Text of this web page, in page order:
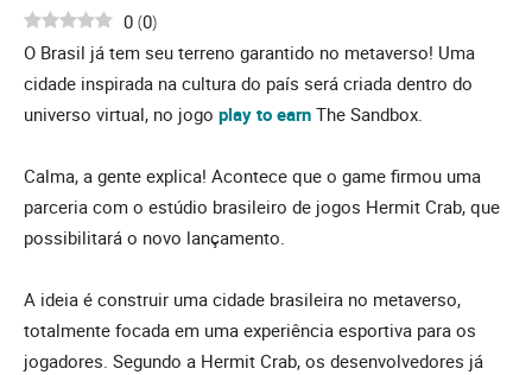
0 (0)
O Brasil já tem seu terreno garantido no metaverso! Uma
cidade inspirada na cultura do país será criada dentro do
universo virtual, no jogo play to earn The Sandbox.
Calma, a gente explica! Acontece que o game firmou uma
parceria com o estúdio brasileiro de jogos Hermit Crab, que
possibilitará o novo lançamento.
A ideia é construir uma cidade brasileira no metaverso,
totalmente focada em uma experiência esportiva para os
jogadores. Segundo a Hermit Crab, os desenvolvedores já